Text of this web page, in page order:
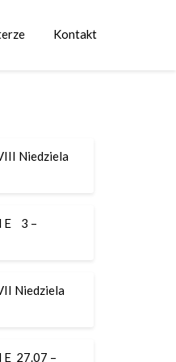
Kontakt
Niedziela
E 3 –
Niedziela
E 27.07 –